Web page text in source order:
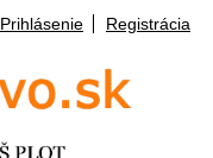
Prihlásenie Registrácia